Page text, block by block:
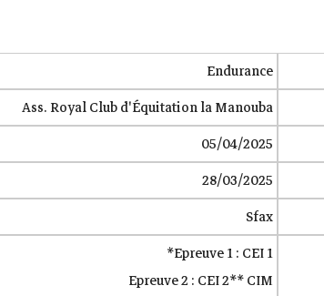
Endurance
Ass. Royal Club d'Équitation la Manouba
05/04/2025
28/03/2025
Sfax
Epreuve 1 : CEI 1*
Epreuve 2 : CEI 2** CIM